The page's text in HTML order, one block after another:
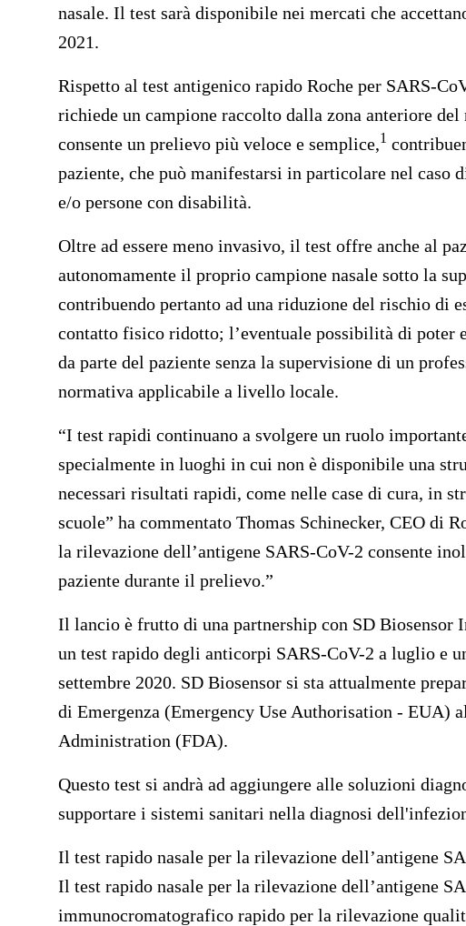
nasale. Il test sarà disponibile nei mercati che
2021.
Rispetto al test antigenico rapido Roche per SARS-
richiede un campione raccolto dalla zona anteriore
consente un prelievo più veloce e semplice,1
paziente, che può manifestarsi in particolare nel caso
e/o persone con disabilità.
Oltre ad essere meno invasivo, il test offre anche al
autonomamente il proprio campione nasale sotto la
contribuendo pertanto ad una riduzione del rischio di
contatto fisico ridotto; l’eventuale possibilità di poter
da parte del paziente senza la supervisione di un
normativa applicabile a livello locale.
“I test rapidi continuano a svolgere un ruolo
specialmente in luoghi in cui non è disponibile una
necessari risultati rapidi, come nelle case di cura, in
scuole” ha commentato Thomas Schinecker, CEO di
la rilevazione dell’antigene SARS-CoV-2 consente
paziente durante il prelievo.”
Il lancio è frutto di una partnership con SD Biosensor
un test rapido degli anticorpi SARS-CoV-2 a luglio e
settembre 2020. SD Biosensor si sta attualmente
di Emergenza (Emergency Use Authorisation - EUA)
Administration (FDA).
Questo test si andrà ad aggiungere alle soluzioni
supportare i sistemi sanitari nella diagnosi
Il test rapido nasale per la rilevazione dell’antigene
Il test rapido nasale per la rilevazione dell’antigene
immunocromatografico rapido per la rilevazione